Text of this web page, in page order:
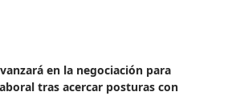
en la negociación para
tras acercar posturas con